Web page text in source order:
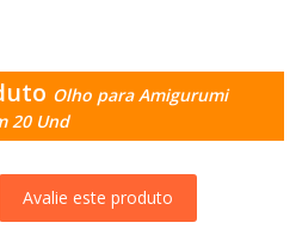
Olho para Amigurumi
20 Und
Avalie este produto